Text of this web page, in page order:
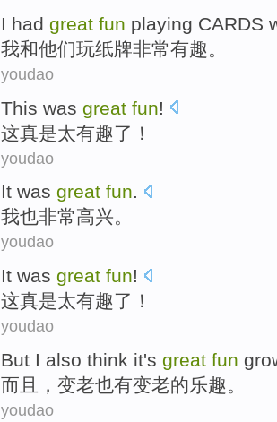
I had great fun playing CARDS
我和他们玩纸牌非常有趣。
youdao
This was great fun!
这真是太有趣了！
youdao
It was great fun.
我也非常高兴。
youdao
It was great fun!
这真是太有趣了！
youdao
But I also think it's great fun
而且
， 变老也有变老的乐趣。
youdao